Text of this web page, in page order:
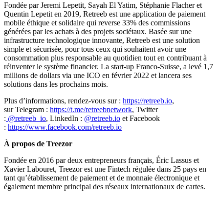
Fondée par Jeremi Lepetit, Sayah El Yatim, Stéphanie Flacher et
Quentin Lepetit en 2019, Retreeb est une application de paiement
mobile éthique et solidaire qui reverse 33% des commissions
générées par les achats à des projets sociétaux. Basée sur une
infrastructure technologique innovante, Retreeb est une solution
simple et sécurisée, pour tous ceux qui souhaitent avoir une
consommation plus responsable au quotidien tout en contribuant à
réinventer le système financier. La start-up Franco-Suisse, a levé 1,7
millions de dollars via une ICO en février 2022 et lancera ses
solutions dans les prochains mois.
Plus d’informations, rendez-vous sur : https://retreeb.io,
sur Telegram : https://t.me/retreebnetwork, Twitter
: @retreeb_io, LinkedIn : @retreeb.io et Facebook
: https://www.facebook.com/retreeb.io
À propos de Treezor
Fondée en 2016 par deux entrepreneurs français, Éric Lassus et
Xavier Labouret, Treezor est une Fintech régulée dans 25 pays en
tant qu’établissement de paiement et de monnaie électronique et
également membre principal des réseaux internationaux de cartes.